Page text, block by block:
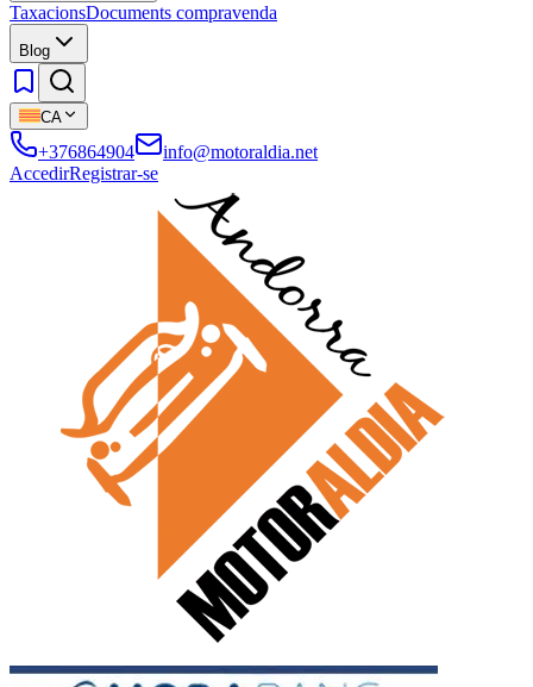
TaxacionsDocuments compravenda
Blog
CA
+376864904
info@motoraldia.net
AccedirRegistrar-se